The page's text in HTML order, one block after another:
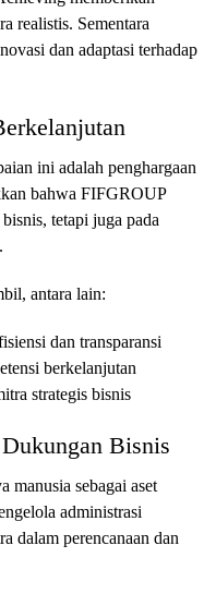
realistis. Sementara
dan adaptasi terhadap
ini adalah penghargaan
bahwa FIFGROUP
tetapi juga pada
antara lain:
dan transparansi
berkelanjutan
strategis bisnis
Bisnis
manusia sebagai aset
administrasi
dalam perencanaan dan